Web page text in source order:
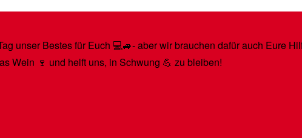
unser Bestes für Euch 💻🚙- aber wir brauchen dafür auch Eure
Wein 🍷 und helft uns, in Schwung 💪 zu bleiben!